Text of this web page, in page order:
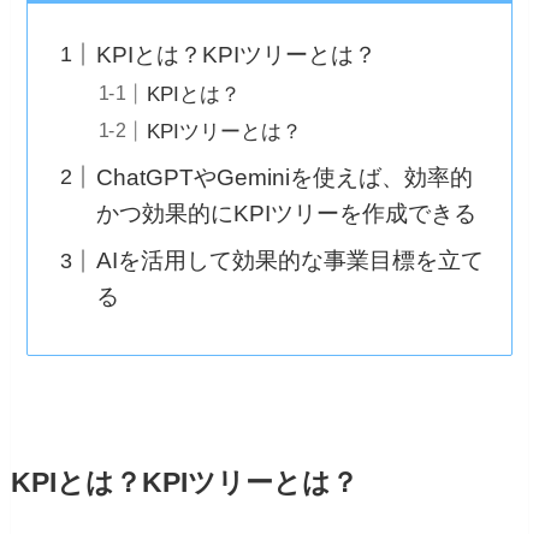
KPIとは？KPIツリーとは？
KPIとは？
KPIツリーとは？
ChatGPTやGeminiを使えば、効率的
かつ効果的にKPIツリーを作成できる
AIを活用して効果的な事業目標を立て
る
KPIとは？KPIツリーとは？